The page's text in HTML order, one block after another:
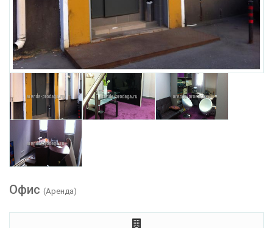
Офис (Аренда)